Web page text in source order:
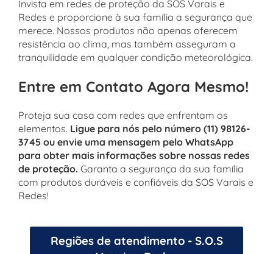
Invista em redes de proteção da SOS Varais e
Redes e proporcione à sua família a segurança que
merece. Nossos produtos não apenas oferecem
resistência ao clima, mas também asseguram a
tranquilidade em qualquer condição meteorológica.
Entre em Contato Agora Mesmo!
Proteja sua casa com redes que enfrentam os
elementos. Ligue para nós pelo número (11) 98126-
3745 ou envie uma mensagem pelo WhatsApp
para obter mais informações sobre nossas redes
de proteção. Garanta a segurança da sua família
com produtos duráveis e confiáveis da SOS Varais e
Redes!
Regiões de atendimento - S.O.S